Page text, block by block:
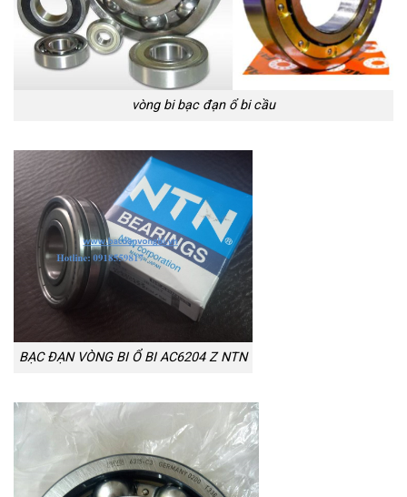
vòng bi bạc đạn ổ bi cầu
BẠC ĐẠN VÒNG BI Ổ BI AC6204 Z NTN